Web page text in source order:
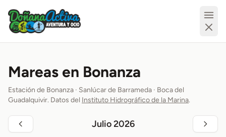
Mareas en Bonanza
Estación de Bonanza · Sanlúcar de Barrameda · Boca del
Guadalquivir. Datos del Instituto Hidrográfico de la Marina.
Julio 2026